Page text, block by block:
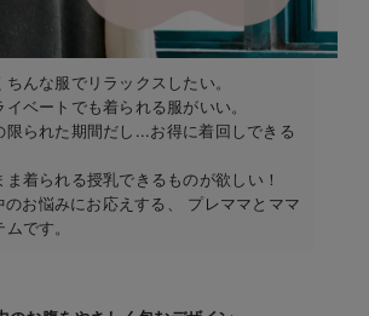
ちんな服でリラックスしたい。
イベートでも着られる服がいい。
限られた期間だし...お得に着回しできる
ま着られる授乳できるものが欲しい！
のお悩みにお応えする、 プレママとママ
です。